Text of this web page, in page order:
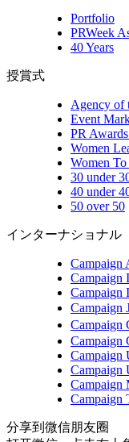
Portfolio
PRWeek
40 Years
授賞式
Agency of
Event
PR
Women
Women
30 under
40 under
50 over 50
インターナショナル
Campaign
Campaign
Campaign
Campaign
Campaign
Campaign
Campaign
Campaign
Campaign
Campaign
分享到微信朋友圈